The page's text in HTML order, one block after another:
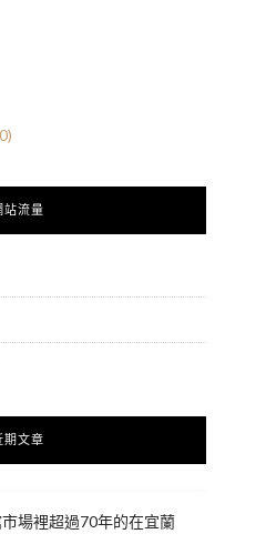
站流量
期文章
場裡超過70年的在宜蘭